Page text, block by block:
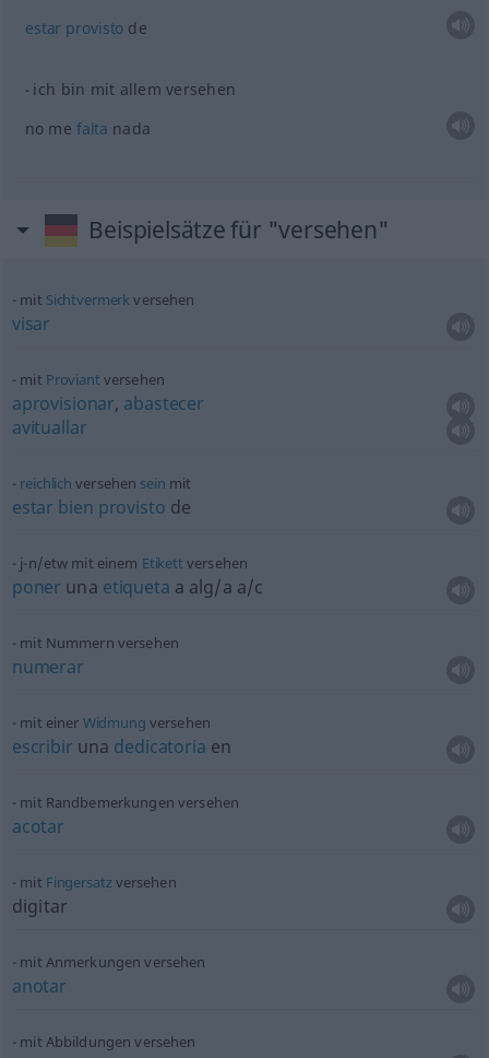
estar provisto de
ich bin mit allem versehen
no me falta nada
Beispielsätze für "versehen"
mit Sichtvermerkversehen
visar
mit Proviant versehen
aprovisionar, abastecer
avituallar
reichlich versehen sein mit
estar bien provisto de
j-n/etw mit einem Etikett versehen
poner una etiqueta a alg/a a/c
mit Nummern versehen
numerar
mit einer Widmung versehen
escribir una dedicatoria en
mit Randbemerkungen versehen
acotar
mit Fingersatzversehen
digitar
mit Anmerkungen versehen
anotar
mit Abbildungen versehen